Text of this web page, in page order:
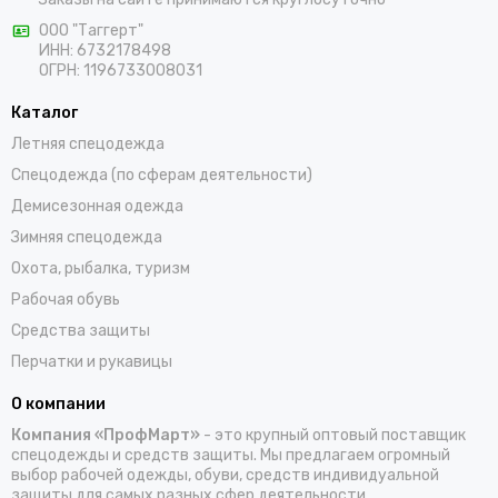
требованиям техники безопасности, поэтому в
зависимости от сферы деятельности сотрудника она
может быть сигнальной, влагостойкой, с защитой от
учитывается необходимость защиты от низких
температур, статического электричества, искр, опасных
для здоровья химикатов, расплавленного металла.
деятельности, экипировка для инженерно-технического
персонала обязана советовать следующим
требованиям:
Обеспечивать комфорт и не сковывать движений.
принадлежностей.
Комплектоваться аксессуарами, если они необходимы
для выполнения служебных обязанностей.
ООО "Таггерт"
ИНН: 6732178498
ОГРН: 1196733008031
Каталог
Летняя спецодежда
Спецодежда (по сферам деятельности)
Демисезонная одежда
Зимняя спецодежда
Охота, рыбалка, туризм
Рабочая обувь
Средства защиты
Перчатки и рукавицы
О компании
Компания «ПрофМарт» - это крупный оптовый поставщик
спецодежды и средств защиты. Мы предлагаем огромный
выбор рабочей одежды, обуви, средств индивидуальной